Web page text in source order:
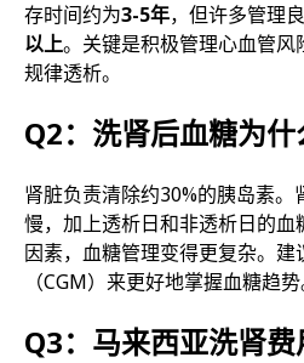
存时间约为3-5年，但许多管理
以上。关键是积极管理心血管
规律透析。
Q2：洗肾后血糖为什
肾脏负责清除约30%的胰岛素
慢，加上透析日和非透析日的
因素，血糖管理变得更复杂。建
（CGM）来更好地掌握血糖趋势
Q3：马来西亚洗肾费